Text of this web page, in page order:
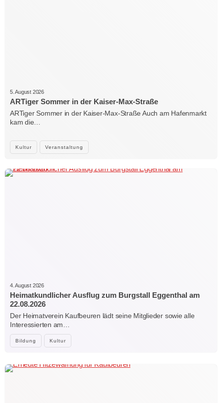
Kultur Veranstaltung
5. August 2026
ARTiger Sommer in der Kaiser-Max-Straße
ARTiger Sommer in der Kaiser-Max-Straße Auch am Hafenmarkt
kam die…
Bildung Kultur
4. August 2026
Heimatkundlicher Ausflug zum Burgstall Eggenthal am
22.08.2026
Der Heimatverein Kaufbeuren lädt seine Mitglieder sowie alle
Interessierten am…